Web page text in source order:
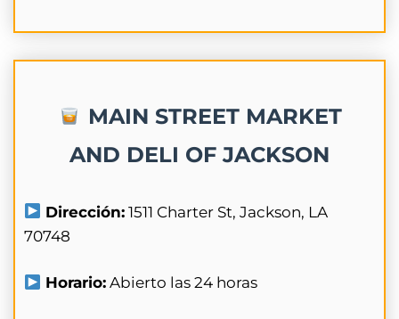
MAIN STREET MARKET
AND DELI OF JACKSON
Dirección: 1511 Charter St, Jackson, LA
70748
Horario: Abierto las 24 horas